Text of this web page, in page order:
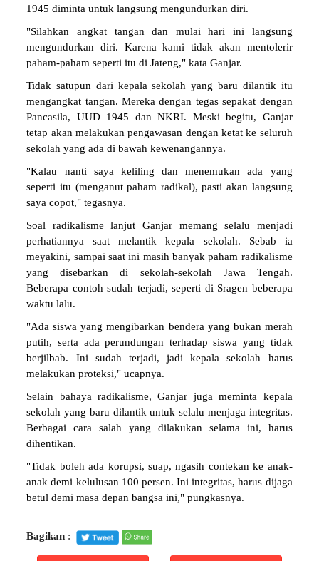
1945 diminta untuk langsung mengundurkan diri.
"Silahkan angkat tangan dan mulai hari ini langsung
mengundurkan diri. Karena kami tidak akan mentolerir
paham-paham seperti itu di Jateng," kata Ganjar.
Tidak satupun dari kepala sekolah yang baru dilantik itu
mengangkat tangan. Mereka dengan tegas sepakat dengan
Pancasila, UUD 1945 dan NKRI. Meski begitu, Ganjar
tetap akan melakukan pengawasan dengan ketat ke seluruh
sekolah yang ada di bawah kewenangannya.
"Kalau nanti saya keliling dan menemukan ada yang
seperti itu (menganut paham radikal), pasti akan langsung
saya copot," tegasnya.
Soal radikalisme lanjut Ganjar memang selalu menjadi
perhatiannya saat melantik kepala sekolah. Sebab ia
meyakini, sampai saat ini masih banyak paham radikalisme
yang disebarkan di sekolah-sekolah Jawa Tengah.
Beberapa contoh sudah terjadi, seperti di Sragen beberapa
waktu lalu.
"Ada siswa yang mengibarkan bendera yang bukan merah
putih, serta ada perundungan terhadap siswa yang tidak
berjilbab. Ini sudah terjadi, jadi kepala sekolah harus
melakukan proteksi," ucapnya.
Selain bahaya radikalisme, Ganjar juga meminta kepala
sekolah yang baru dilantik untuk selalu menjaga integritas.
Berbagai cara salah yang dilakukan selama ini, harus
dihentikan.
"Tidak boleh ada korupsi, suap, ngasih contekan ke anak-
anak demi kelulusan 100 persen. Ini integritas, harus dijaga
betul demi masa depan bangsa ini," pungkasnya.
Bagikan :